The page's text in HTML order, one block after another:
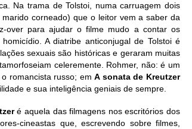
Na trama de Tolstoi, numa carruagem dois
corneado) que o leitor vem a saber da
over para ajudar o filme mudo a contar os
A diatribe anticonjugal de Tolstoi é
sexuais são históricas e geraram muitas
celeremente. Rohmer, não: é um
o romancista russo; emA sonata de Kreutzer
e sua inteligência geniais de sempre.
é aquela das filmagens nos escritórios dos
cineastas que, escrevendo sobre filmes,